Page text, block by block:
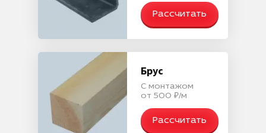
Рассчитать
Брус
С монтажом
от 500 ₽/м
Рассчитать